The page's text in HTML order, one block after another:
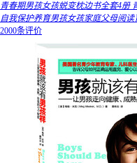
青春期男孩女孩蜕变枕边书全套4册
自我保护养育男孩女孩家庭父母阅读
2000条评价